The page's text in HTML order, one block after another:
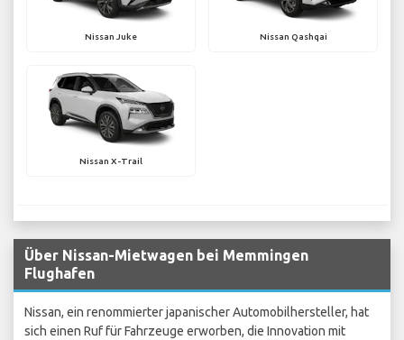
Nissan Juke Nissan Qashqai
Nissan X-Trail
Über Nissan-Mietwagen bei Memmingen
Flughafen
Nissan, ein renommierter japanischer Automobilhersteller, hat
sich einen Ruf für Fahrzeuge erworben, die Innovation mit